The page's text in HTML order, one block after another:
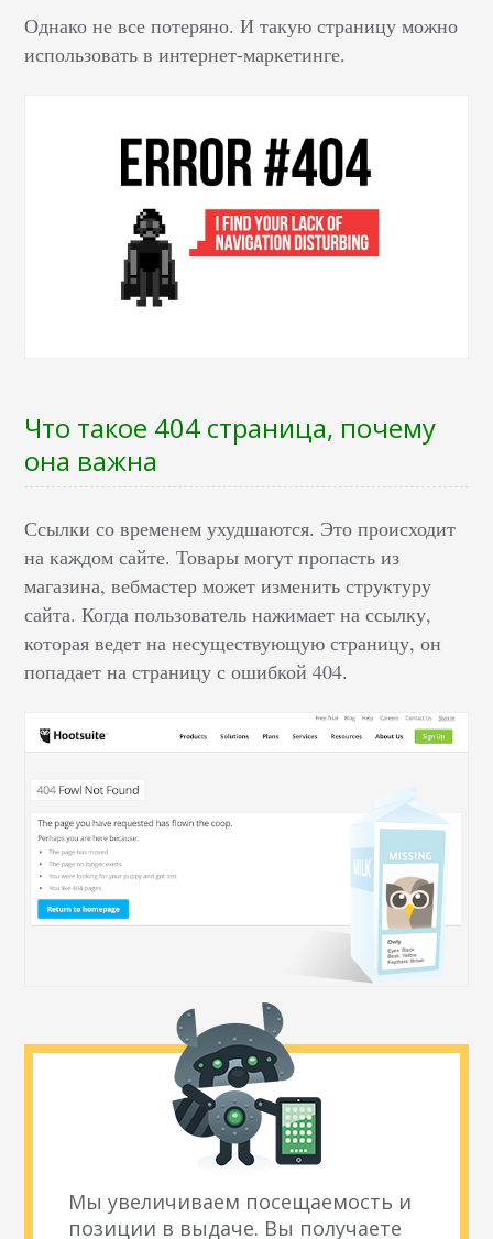
Однако не все потеряно. И такую страницу можно
использовать в интернет-маркетинге.
Что такое 404 страница, почему
она важна
Ссылки со временем ухудшаются. Это происходит
на каждом сайте. Товары могут пропасть из
магазина, вебмастер может изменить структуру
сайта. Когда пользователь нажимает на ссылку,
которая ведет на несуществующую страницу, он
попадает на страницу с ошибкой 404.
Мы увеличиваем посещаемость и
позиции в выдаче. Вы получаете